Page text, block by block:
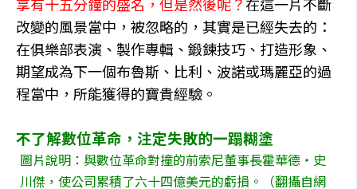
改變的風景當中，被忽略的，其實是已經失去的：
在俱樂部表演、製作專輯、鍛鍊技巧、打造形象、
期望成為下一個布魯斯、比利、波諾或瑪麗亞的過
程當中，所能獲得的寶貴經驗。
不了解數位革命，注定失敗的一蹋糊塗
圖片說明：與數位革命對撞的前索尼董事長霍華德‧史
川傑，使公司累積了六十四億美元的虧損。（翻攝自網